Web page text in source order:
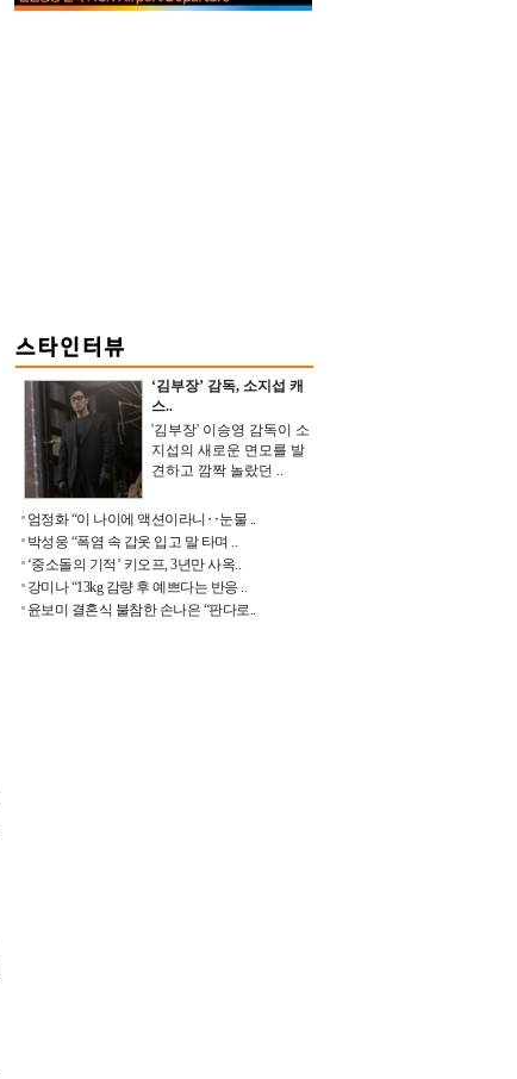
‘김부장’ 감독, 소지섭 캐
스..
'김부장' 이승영 감독이 소
지섭의 새로운 면모를 발
견하고 깜짝 놀랐던 ..
엄정화 “이 나이에 액션이라니‥눈물 ..
박성웅 “폭염 속 갑옷 입고 말 타며 ..
‘중소돌의 기적’ 키오프, 3년만 사옥..
강미나 “13kg 감량 후 예쁘다는 반응 ..
윤보미 결혼식 불참한 손나은 “판다로..